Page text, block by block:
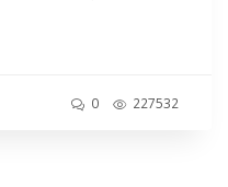
0 227532